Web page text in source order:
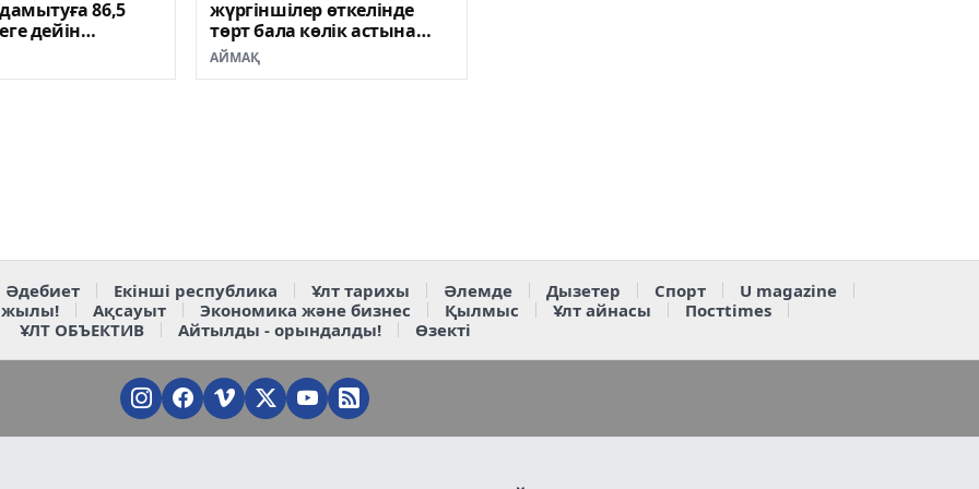
86,5
дейін
жүргіншілер өткелінде
төрт бала көлік астына
түсті
АЙМАҚ
Әдебиет Екінші республика Ұлт тарихы Әлемде Дызетер Спорт
U magazine
Ақсауыт Экономика және бизнес Қылмыс Ұлт айнасы
Постtimes
ҰЛТ ОБЪЕКТИВ
Айтылды - орындалды! Өзекті